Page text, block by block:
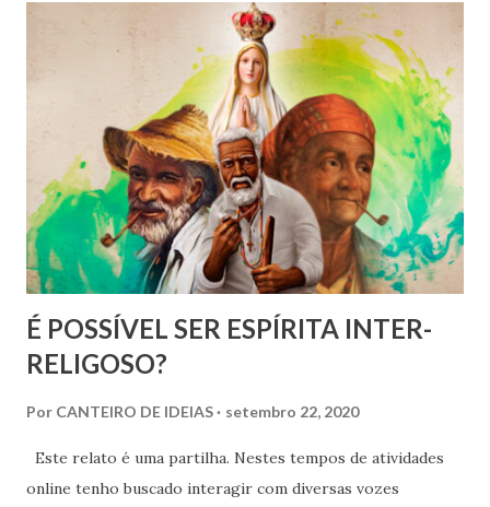
É POSSÍVEL SER ESPÍRITA INTER-
RELIGOSO?
Por CANTEIRO DE IDEIAS setembro 22, 2020
Este relato é uma partilha. Nestes tempos de atividades
online tenho buscado interagir com diversas vozes